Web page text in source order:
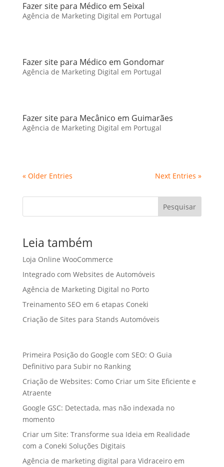
Fazer site para Médico em Seixal
Agência de Marketing Digital em Portugal
Fazer site para Médico em Gondomar
Agência de Marketing Digital em Portugal
Fazer site para Mecânico em Guimarães
Agência de Marketing Digital em Portugal
« Older Entries Next Entries »
Pesquisar
Leia também
Loja Online WooCommerce
Integrado com Websites de Automóveis
Agência de Marketing Digital no Porto
Treinamento SEO em 6 etapas Coneki
Criação de Sites para Stands Automóveis
Primeira Posição do Google com SEO: O Guia
Definitivo para Subir no Ranking
Criação de Websites: Como Criar um Site Eficiente e
Atraente
Google GSC: Detectada, mas não indexada no
momento
Criar um Site: Transforme sua Ideia em Realidade
com a Coneki Soluções Digitais
Agência de marketing digital para Vidraceiro em